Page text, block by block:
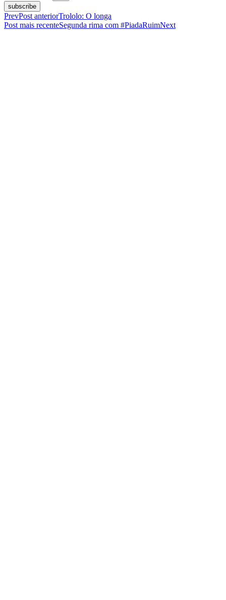
subscribe
PrevPost anteriorTrololo: O longa
Post mais recenteSegunda rima com #PiadaRuimNext